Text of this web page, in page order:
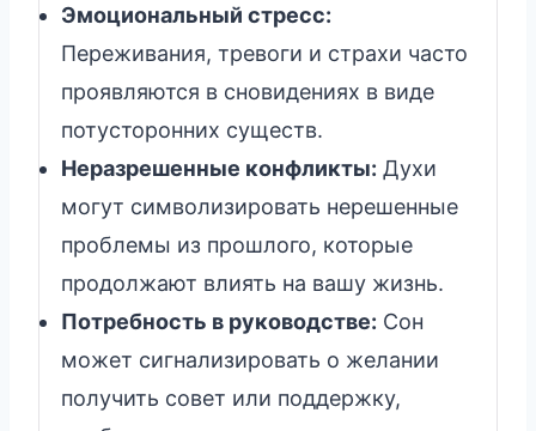
Эмоциональный стресс:
Переживания, тревоги и страхи часто
проявляются в сновидениях в виде
потусторонних существ.
Неразрешенные конфликты: Духи
могут символизировать нерешенные
проблемы из прошлого, которые
продолжают влиять на вашу жизнь.
Потребность в руководстве: Сон
может сигнализировать о желании
получить совет или поддержку,